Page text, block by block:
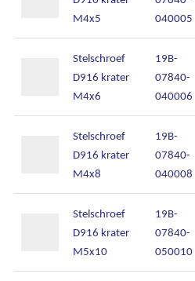
M4x5
040005
Stelschroef
D916 krater
M4x6
19B-
07840-
040006
Stelschroef
D916 krater
M4x8
19B-
07840-
040008
Stelschroef
D916 krater
M5x10
19B-
07840-
050010